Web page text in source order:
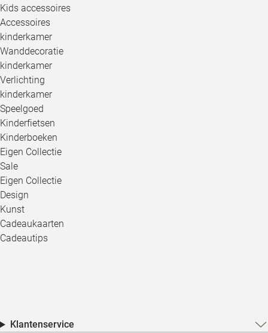
Kids accessoires
Accessoires
kinderkamer
Wanddecoratie
kinderkamer
Verlichting
kinderkamer
Speelgoed
Kinderfietsen
Kinderboeken
Eigen Collectie
Sale
Eigen Collectie
Design
Kunst
Cadeaukaarten
Cadeautips
Klantenservice